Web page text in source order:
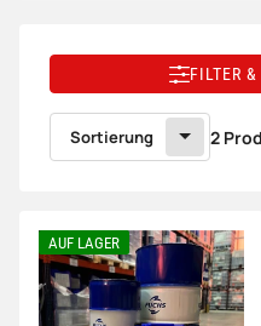
FILTER &
Sortierung 2
AUF LAGER